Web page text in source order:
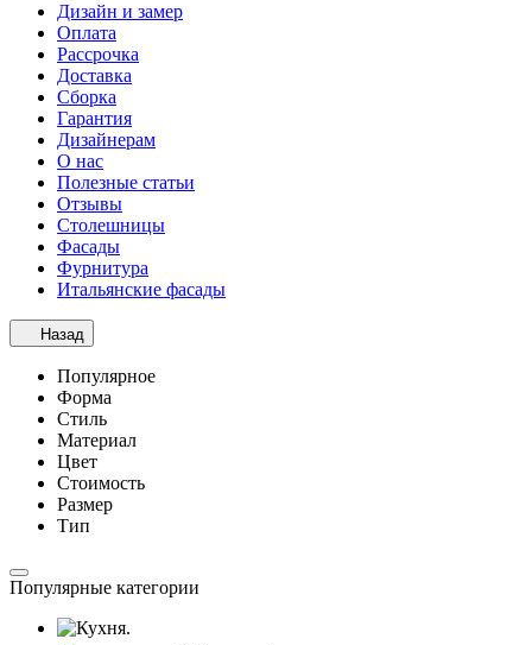
Дизайн и замер
Оплата
Рассрочка
Доставка
Сборка
Гарантия
Дизайнерам
О нас
Полезные статьи
Отзывы
Столешницы
Фасады
Фурнитура
Итальянские фасады
Назад
Популярное
Форма
Стиль
Материал
Цвет
Стоимость
Размер
Тип
Популярные категории